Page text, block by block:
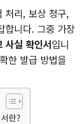
처리, 보상 청구,
합니다. 그중 가장
사실 확인서입니
한 발급 방법을
란?